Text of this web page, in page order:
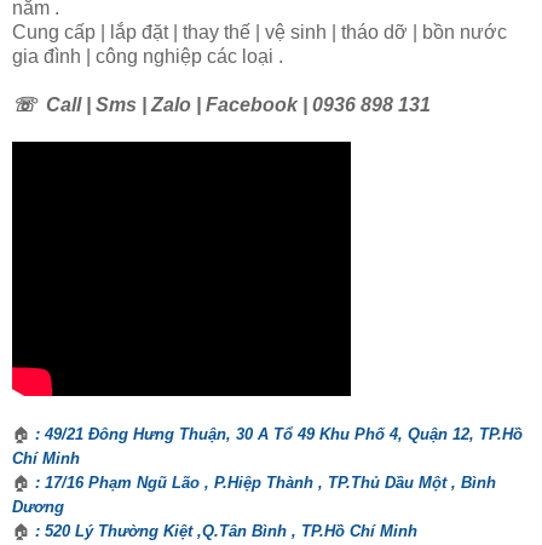
năm .
Cung cấp | lắp đặt | thay thế | vệ sinh | tháo dỡ | bồn nước
gia đình | công nghiệp các loại .
☏ Call | Sms | Zalo | Facebook | 0936 898 131
🏠 : 49/21 Đông Hưng Thuận, 30 A Tổ 49 Khu Phố 4, Quận 12, TP.Hồ
Chí Minh
🏠 : 17/16 Phạm Ngũ Lão , P.Hiệp Thành , TP.Thủ Dầu Một , Bình
Dương
🏠 : 520 Lý Thường Kiệt ,Q.Tân Bình , TP.Hồ Chí Minh